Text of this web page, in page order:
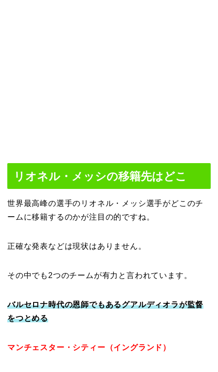
リオネル・メッシの移籍先はどこ
世界最高峰の選手のリオネル・メッシ選手がどこのチ
ームに移籍するのかが注目の的ですね。
正確な発表などは現状はありません。
その中でも2つのチームが有力と言われています。
バルセロナ時代の恩師でもあるグアルディオラが監督
をつとめる
マンチェスター・シティー（イングランド）